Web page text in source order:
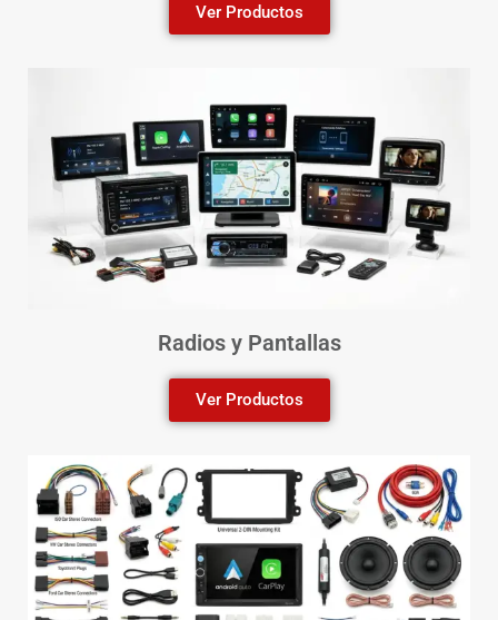
Ver Productos
Radios y Pantallas
Ver Productos